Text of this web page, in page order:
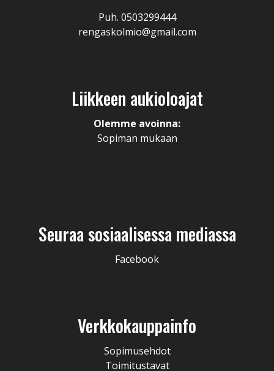
Puh. 0503299444
rengaskolmio@gmail.com
Liikkeen aukioloajat
Olemme avoinna:
Sopiman mukaan
Seuraa sosiaalisessa mediassa
Facebook
Verkkokauppainfo
Sopimusehdot
Toimitustavat